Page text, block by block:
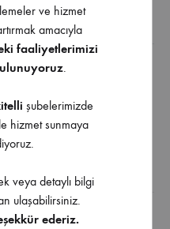
deliklerinde kullanılır
İçerik
ve hizmet
amacıyla
faaliyetlerimizi
.
şubelerimizde
hizmet sunmaya
veya detaylı bilgi
ulaşabilirsiniz.
ederiz.